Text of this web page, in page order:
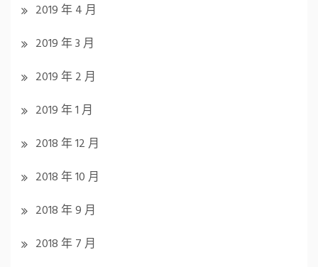
2019 年 4 月
2019 年 3 月
2019 年 2 月
2019 年 1 月
2018 年 12 月
2018 年 10 月
2018 年 9 月
2018 年 7 月